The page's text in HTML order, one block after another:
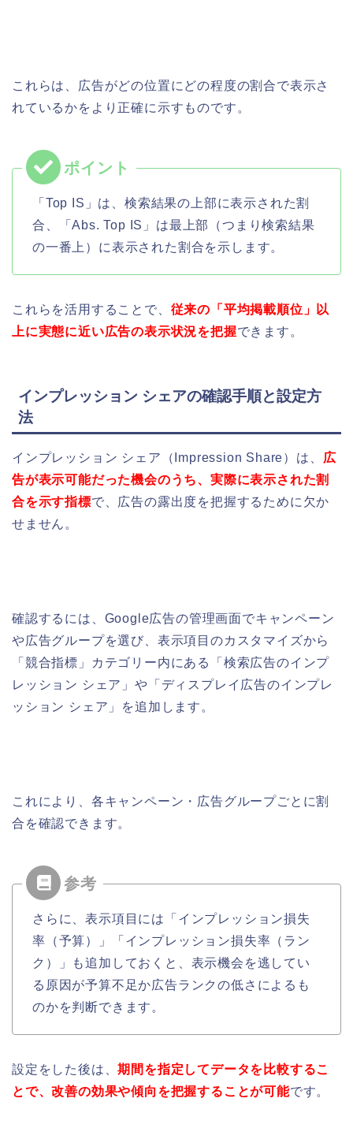
これらは、広告がどの位置にどの程度の割合で表示さ
れているかをより正確に示すものです。
「Top IS」は、検索結果の上部に表示された割
合、「Abs. Top IS」は最上部（つまり検索結果
の一番上）に表示された割合を示します。
これらを活用することで、 従来の「平均掲載順位」以
上に実態に近い広告の表示状況を把握できます。
インプレッション シェアの確認手順と設定方
法
インプレッション シェア（Impression Share）は、 広
告が表示可能だった機会のうち、実際に表示された割
合を示す指標で、広告の露出度を把握するために欠か
せません。
確認するには、Google広告の管理画面でキャンペーン
や広告グループを選び、表示項目のカスタマイズから
「競合指標」カテゴリー内にある「検索広告のインプ
レッション シェア」や「ディスプレイ広告のインプレ
ッション シェア」を追加します。
これにより、各キャンペーン・広告グループごとに割
合を確認できます。
さらに、表示項目には「インプレッション損失
率（予算）」「インプレッション損失率（ラン
ク）」も追加しておくと、表示機会を逃してい
る原因が予算不足か広告ランクの低さによるも
のかを判断できます。
設定をした後は、期間を指定してデータを比較するこ
とで、改善の効果や傾向を把握することが可能です。